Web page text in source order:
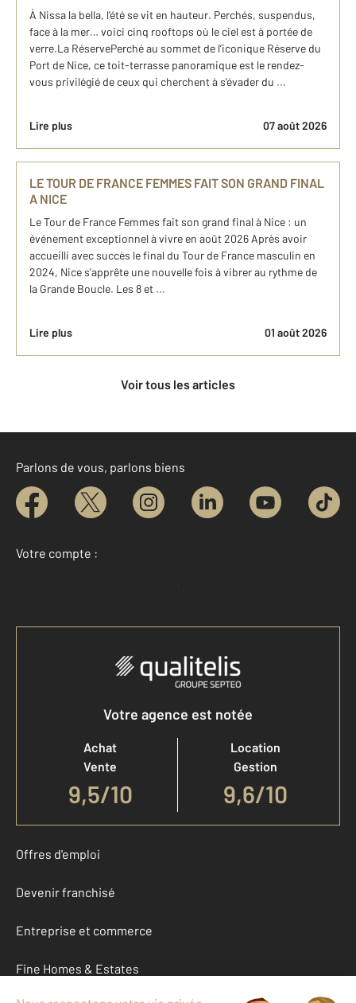
À Nissa la bella, l'été se vit en hauteur. Perchés, suspendus,
face à la mer… voici cinq rooftops où le ciel est à portée de
verre.La RéservePerché au sommet de l’iconique Réserve du
Port de Nice, ce toit-terrasse panoramique est le rendez-
vous privilégié de ceux qui cherchent à s'évader du ...
Lire plus 07 août 2026
LE TOUR DE FRANCE FEMMES FAIT SON GRAND FINAL
A NICE
Le Tour de France Femmes fait son grand final à Nice : un
événement exceptionnel à vivre en août 2026 Après avoir
accueilli avec succès le final du Tour de France masculin en
2024, Nice s'apprête une nouvelle fois à vibrer au rythme de
la Grande Boucle. Les 8 et ...
Lire plus 01 août 2026
Voir tous les articles
Parlons de vous, parlons biens
Votre compte :
Accéder à mon compte
Votre agence est notée
Achat
Vente
9,5/10
Location
Gestion
9,6/10
Offres d'emploi
Devenir franchisé
Entreprise et commerce
Fine Homes & Estates